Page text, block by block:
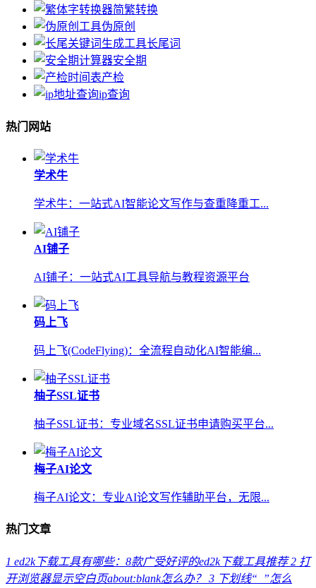
简繁转换
伪原创
长尾词
安全期
产检
ip查询
热门网站
学术牛
学术牛：一站式AI智能论文写作与查重降重工...
AI铺子
AI铺子：一站式AI工具导航与教程资源平台
码上飞
码上飞(CodeFlying)：全流程自动化AI智能编...
柚子SSL证书
柚子SSL证书：专业域名SSL证书申请购买平台...
梅子AI论文
梅子AI论文：专业AI论文写作辅助平台，无限...
热门文章
1 ed2k下载工具有哪些：8款广受好评的ed2k下载工具推荐 2 打
开浏览器显示空白页about:blank怎么办？ 3 下划线“_”怎么